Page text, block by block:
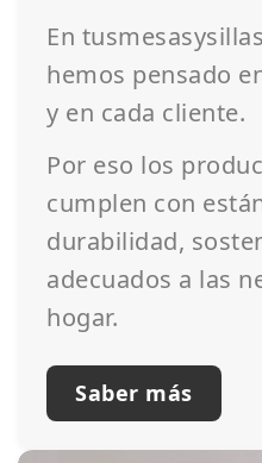
En
hemos pensado
y en cada cliente.
Por eso los
cumplen con
durabilidad,
adecuados a las
hogar.
Saber más